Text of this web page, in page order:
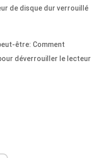
de disque dur verrouillé
être: Comment
déverrouiller le lecteur